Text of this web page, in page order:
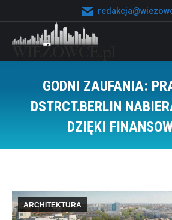
GODNI ZAUFANIA:
DSTRCT.BERLIN
DZIĘKI
ARCHITEKTURA